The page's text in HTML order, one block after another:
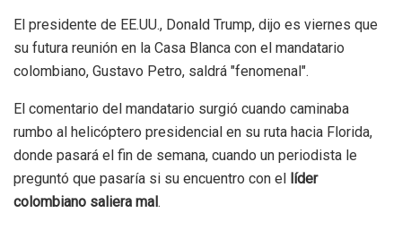
El presidente de EE.UU., Donald Trump, dijo es viernes que
su futura reunión en la Casa Blanca con el mandatario
colombiano, Gustavo Petro, saldrá "fenomenal".
El comentario del mandatario surgió cuando caminaba
rumbo al helicóptero presidencial en su ruta hacia Florida,
donde pasará el fin de semana, cuando un periodista le
preguntó que pasaría si su encuentro con el líder
colombiano saliera mal.